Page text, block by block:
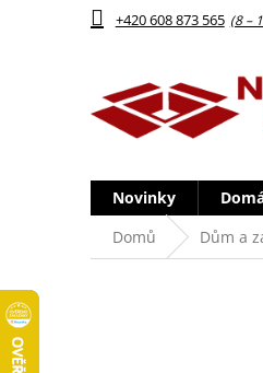
+420 608 873 565
Novinky
Domů
Dům a